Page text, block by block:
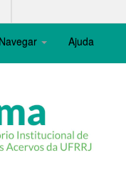
Navegar Ajuda